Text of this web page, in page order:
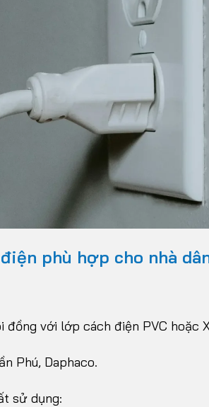
phù hợp cho nhà
đồng với lớp cách điện PVC hoặc
Phú, Daphaco.
sử dụng: